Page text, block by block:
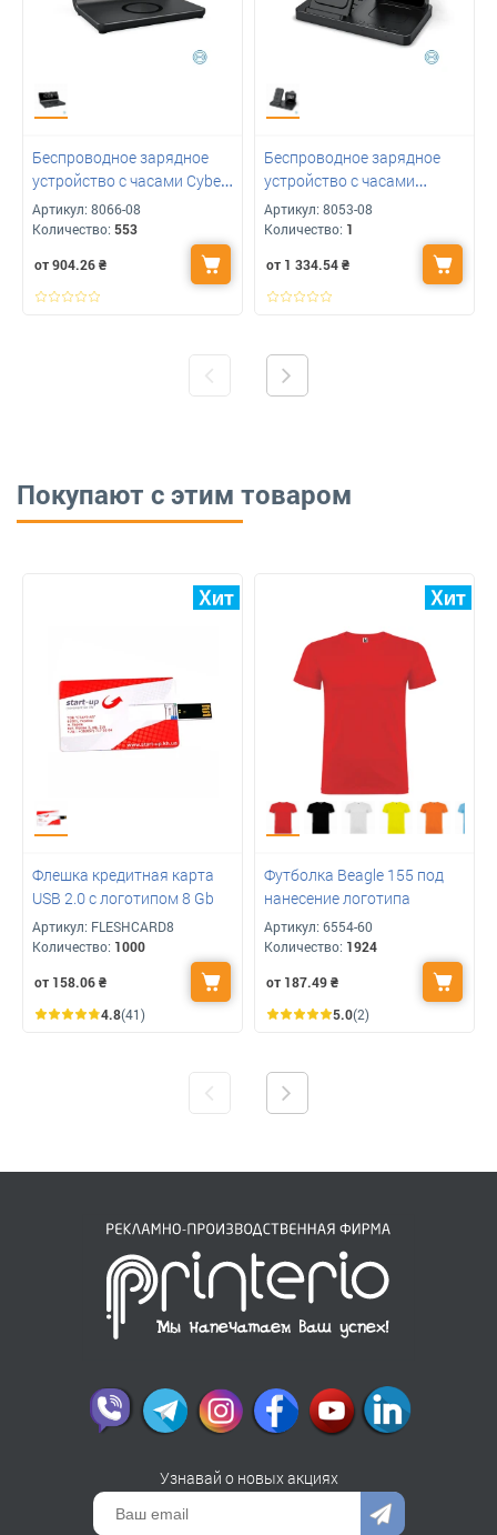
Беспроводное зарядное
устройство с часами Cyber,
TM TEG с вашим лого
Артикул: 8066-08
Количество: 553
от 904.26₴
Беспроводное зарядное
устройство с часами
CONVEE для вашего
логотипа, TM TEG
Артикул: 8053-08
Количество: 1
от 1 334.54₴
Покупают с этим товаром
Флешка кредитная карта
USB 2.0 с логотипом 8 Gb
Артикул: FLESHCARD8
Количество: 1000
от 158.06₴
4.8(41)
Футболка Beagle 155 под
нанесение логотипа
Артикул: 6554-60
Количество: 1924
от 187.49₴
5.0(2)
Узнавай о новых акциях